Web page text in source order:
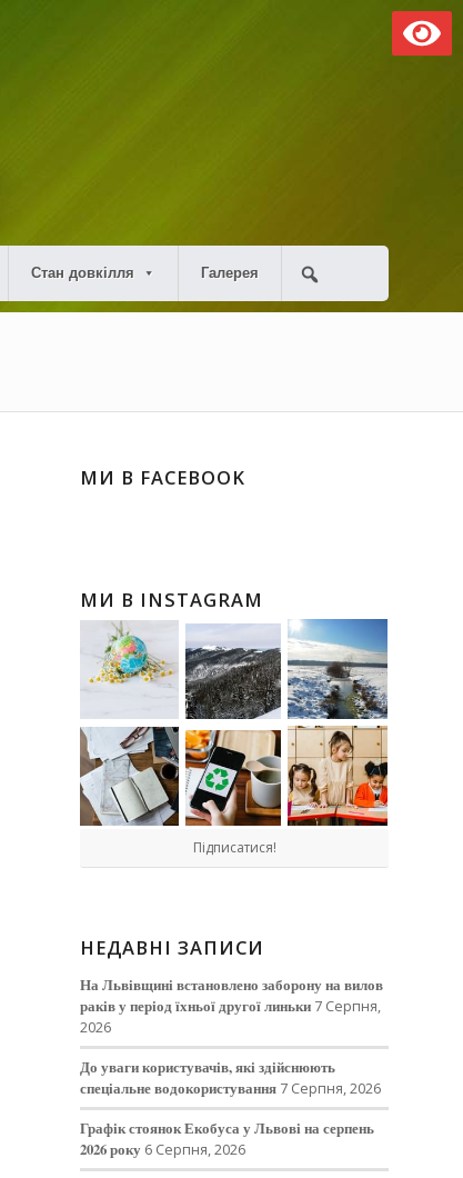
Стан довкілля Галерея
МИ В FACEBOOK
МИ В INSTAGRAM
Підписатися!
НЕДАВНІ ЗАПИСИ
На Львівщині встановлено заборону на вилов
раків у період їхньої другої линьки 7 Серпня,
2026
До уваги користувачів, які здійснюють
спеціальне водокористування 7 Серпня, 2026
Графік стоянок Екобуса у Львові на серпень
2026 року 6 Серпня, 2026